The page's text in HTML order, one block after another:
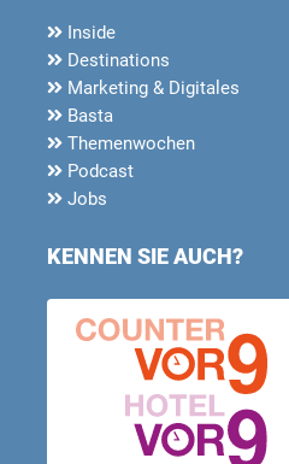
Inside
Destinations
Marketing & Digitales
Basta
Themenwochen
Podcast
Jobs
KENNEN SIE AUCH?